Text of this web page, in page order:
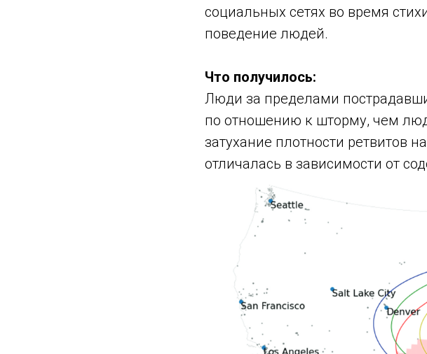
социальных сетях во время
поведение людей.
Что получилось:
Люди за пределами
по отношению к шторму, чем
затухание плотности ретвитов
отличалась в зависимости от